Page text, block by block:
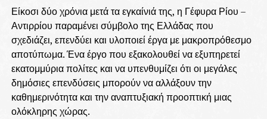
Είκοσι δύο χρόνια μετά τα εγκαίνιά της, η Γέφυρα Ρίου –
Αντιρρίου παραμένει σύμβολο της Ελλάδας που
σχεδιάζει, επενδύει και υλοποιεί έργα με μακροπρόθεσμο
αποτύπωμα. Ένα έργο που εξακολουθεί να εξυπηρετεί
εκατομμύρια πολίτες και να υπενθυμίζει ότι οι μεγάλες
δημόσιες επενδύσεις μπορούν να αλλάξουν την
καθημερινότητα και την αναπτυξιακή προοπτική μιας
ολόκληρης χώρας.